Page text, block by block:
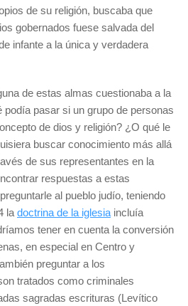
de su religión, buscaba que
gobernados fuese salvada del
infante a la única y verdadera
de estas almas cuestionaba a la
podía pasar si un grupo de personas
de dios y religión? ¿O qué le
buscar conocimiento más allá
de sus representantes en la
respuestas a estas
al pueblo judío, teniendo
la doctrina de la iglesia incluía
tener en cuenta la conversión
en especial en Centro y
preguntar a los
tratados como criminales
sagradas escrituras (Levítico